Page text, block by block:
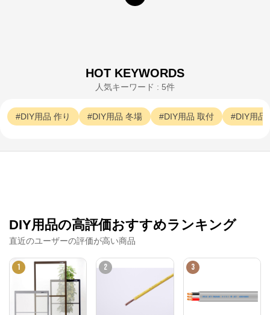
HOT KEYWORDS
人気キーワード : 5件
DIY用品 作り DIY用品 冬場 DIY用品 取付 DIY用品
DIY用品の高評価おすすめランキング
直近のユーザーの評価が高い商品
1 2 3
公式ECサイト
パーマンショップ
提供に努めてまいります。